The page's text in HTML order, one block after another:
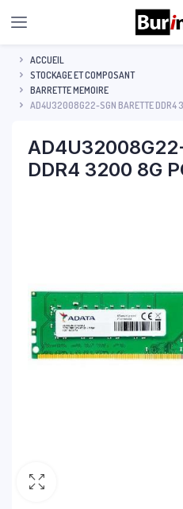
ACCUEIL
STOCKAGE ET COMPOSANT
BARRETTE MEMOIRE
AD4U32008G22-SGN BARETTE DDR4
DDR4 3200 8G